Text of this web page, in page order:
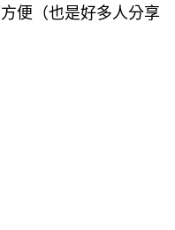
便（也是好多人分享